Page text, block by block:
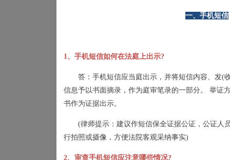
一、手机短信
1、手机短信如何在法庭上出示?
答：手机短信应当庭出示，并将短信内容、发(
信息予以书面摘录，作为庭审笔录的一部分。
举证
书作为证据出示。
(律师提示：建议作短信保全证据公证，公证人
行拍照或摄像，方便法院客观采纳事实)
2、审查手机短信应注意哪些情况?